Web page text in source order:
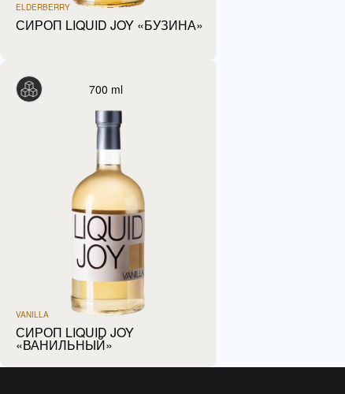
ELDERBERRY
СИРОП LIQUID JOY «БУЗИНА»
VANILLA
СИРОП LIQUID JOY
«ВАНИЛЬНЫЙ»
700 ml